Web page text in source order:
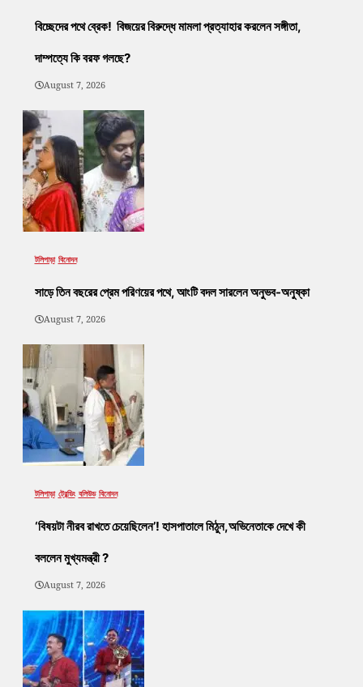
বিচ্ছেদের পথে ব্রেক! বিজয়ের বিরুদ্ধে মামলা প্রত্যাহার করলেন সঙ্গীতা,
দাম্পত্যে কি বরফ গলছে?
August 7, 2026
টলিপাড়া বিনোদন
সাড়ে তিন বছরের প্রেম পরিণয়ের পথে, আংটি বদল সারলেন অনুভব-অনুষ্কা
August 7, 2026
টলিপাড়া ট্রেন্ডিং বলিউড বিনোদন
‘বিষয়টা নীরব রাখতে চেয়েছিলেন’! হাসপাতালে মিঠুন,অভিনেতাকে দেখে কী
বললেন মুখ্যমন্ত্রী ?
August 7, 2026